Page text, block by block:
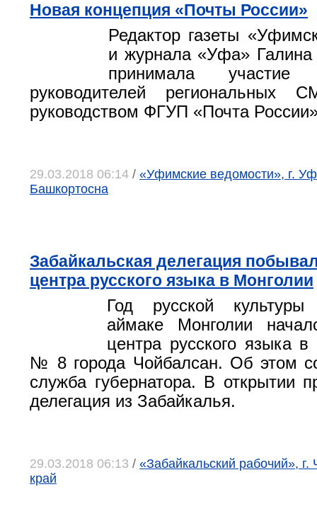
Новая концепция «Почты России»
Редактор газеты
и журнала «Уфа»
принимала
руководителей
руководством ФГУП «Почта
29.03.2018 06:14 / «Уфимские ведомости», г.
Башкортосна
Забайкальская делегация
центра русского языка в Монголии
Год русской
аймаке Монголии
центра русского языка
№ 8 города Чойбалсан. Об этом
служба губернатора. В открытии
делегация из Забайкалья.
29.03.2018 06:13 / «Забайкальский рабочий», г.
край